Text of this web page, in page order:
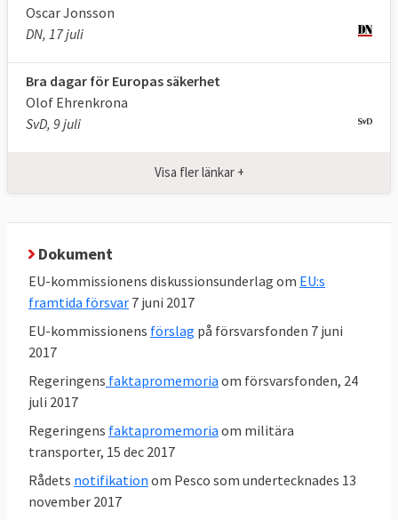
och försvarspolitik
EU:s gemensamma säkerhets- och
försvarspolitik. GSFP, slår fast EU:s politiska
insatser utanför unionen. Ramarna sätts av
GSFP fattas med enhällighet av
medlemsländerna, det vill säga att varje
land har vetorätt. De förslag som
medlemsländerna har att ta ställning till
kommer vanligtvis från EU:s utrikeschef, för
närvarande den italienska socialdemokraten
Federica Mogherini.
3. Vad är Europeiska försvarsbyrån?
Oscar Jonsson
DN, 17 juli
Bra dagar för Europas säkerhet
Olof Ehrenkrona
SvD, 9 juli
Visa fler länkar +
Dokument
EU-kommissionens diskussionsunderlag om EU:s
framtida försvar 7 juni 2017
EU-kommissionens förslag på försvarsfonden 7 juni
2017
Regeringens faktapromemoria om försvarsfonden, 24
juli 2017
Regeringens faktapromemoria om militära
transporter, 15 dec 2017
Rådets notifikation om Pesco som undertecknades 13
november 2017